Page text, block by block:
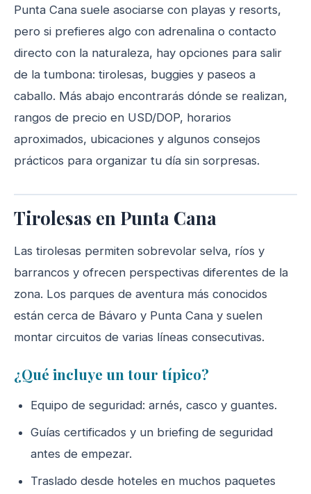
Punta Cana suele asociarse con playas y resorts,
pero si prefieres algo con adrenalina o contacto
directo con la naturaleza, hay opciones para salir
de la tumbona: tirolesas, buggies y paseos a
caballo. Más abajo encontrarás dónde se realizan,
rangos de precio en USD/DOP, horarios
aproximados, ubicaciones y algunos consejos
prácticos para organizar tu día sin sorpresas.
Tirolesas en Punta Cana
Las tirolesas permiten sobrevolar selva, ríos y
barrancos y ofrecen perspectivas diferentes de la
zona. Los parques de aventura más conocidos
están cerca de Bávaro y Punta Cana y suelen
montar circuitos de varias líneas consecutivas.
¿Qué incluye un tour típico?
Equipo de seguridad: arnés, casco y guantes.
Guías certificados y un briefing de seguridad
antes de empezar.
Traslado desde hoteles en muchos paquetes